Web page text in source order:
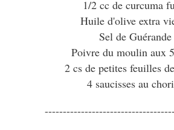
1/2 cc de curcuma
Huile d'olive extra
Sel de Guérande
Poivre du moulin aux
2 cs de petites feuilles
4 saucisses au